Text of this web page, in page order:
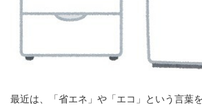
最近は、「省エネ」や「エコ」という言葉